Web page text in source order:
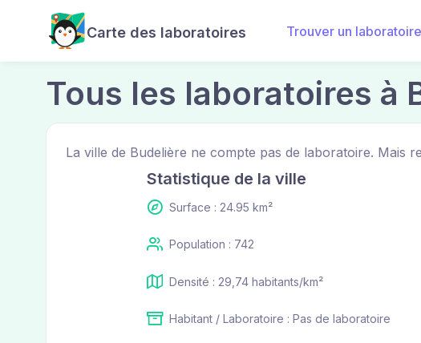
Carte des laboratoires Trouver un laboratoire
Tous les laboratoires à
La ville de Budelière ne compte pas de laboratoire. Mais
Statistique de la ville
Surface : 24.95 km²
Population : 742
Densité : 29,74 habitants/km²
Habitant / Laboratoire : Pas de laboratoire